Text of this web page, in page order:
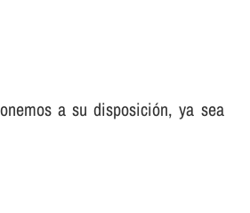
a su disposición, ya sea